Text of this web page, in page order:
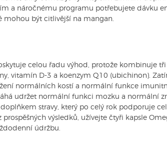
a náročnému programu potřebujete dávku
mohou být citlivější na mangan.
celou řadu výhod, protože kombinuje tři
vitamín D-3 a koenzym Q10 (ubichinon).
normálních kostí a normální funkce
udržet normální funkci mozku a normální
stravy, který po celý rok podporuje
výsledků, užívejte čtyři kapsle
údržbu.